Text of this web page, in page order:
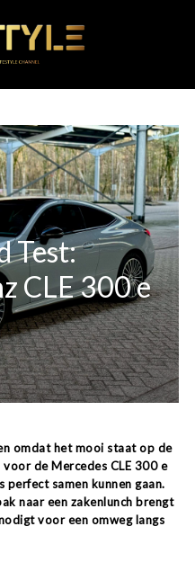
Test:
CLE 300 e
omdat het mooi staat op de
de Mercedes CLE 300 e
samen kunnen gaan.
naar een zakenlunch brengt
voor een omweg langs